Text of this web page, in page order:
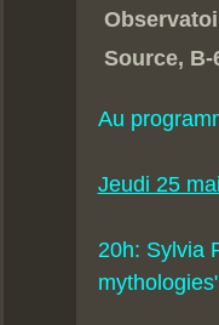
Source, B-
Au
Jeudi 25
20h: Sylvia